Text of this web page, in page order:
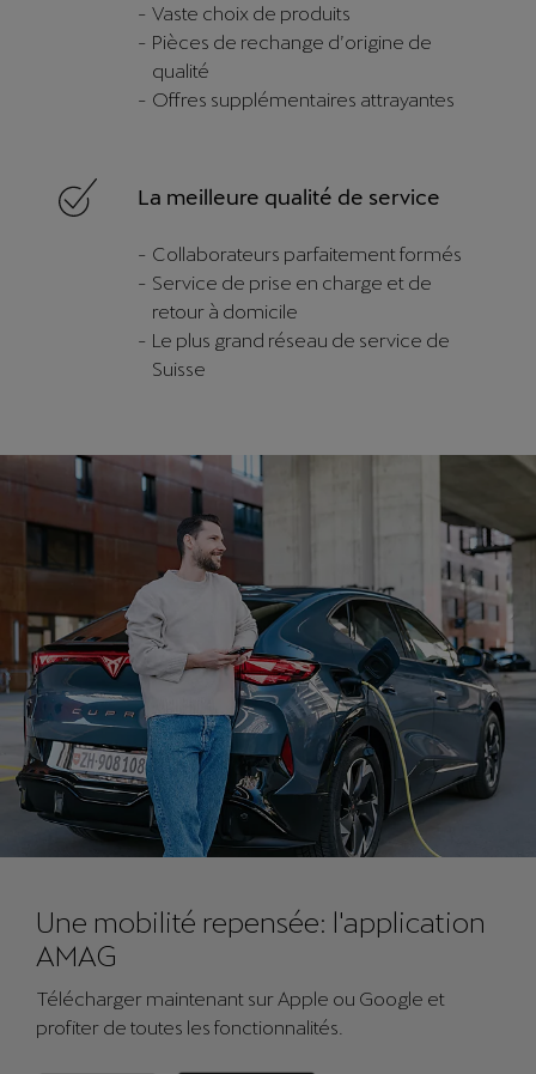
Vaste choix de produits
Pièces de rechange d’origine de
qualité
Offres supplémentaires attrayantes
La meilleure qualité de service
Collaborateurs parfaitement formés
Service de prise en charge et de
retour à domicile
Le plus grand réseau de service de
Suisse
Une mobilité repensée: l'application
AMAG
Télécharger maintenant sur Apple ou Google et
profiter de toutes les fonctionnalités.